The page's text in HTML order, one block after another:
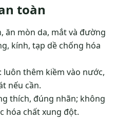
toàn
ăn mòn da, mắt và đường
kính, tạp dề chống hóa
thêm kiềm vào nước,
nếu cần.
thích, đúng nhãn; không
hóa chất xung đột.